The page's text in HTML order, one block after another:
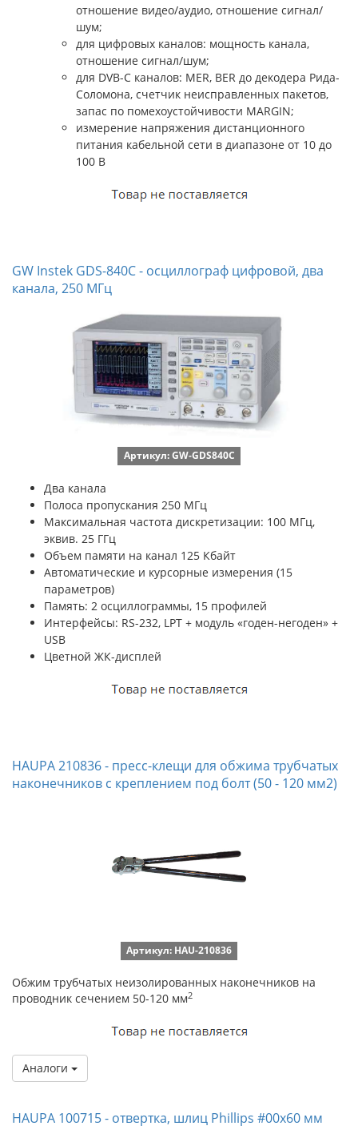
отношение видео/аудио, отношение сигнал/
шум;
для цифровых каналов: мощность канала,
отношение сигнал/шум;
для DVB-C каналов: MER, BER до декодера Рида-
Соломона, счетчик неисправленных пакетов,
запас по помехоустойчивости MARGIN;
измерение напряжения дистанционного
питания кабельной сети в диапазоне от 10 до
100 В
GW Instek GDS-840C - осциллограф цифровой, два
канала, 250 МГц
Артикул: GW-GDS840C
Два канала
Полоса пропускания 250 МГц
Максимальная частота дискретизации: 100 МГц,
эквив. 25 ГГц
Объем памяти на канал 125 Кбайт
Автоматические и курсорные измерения (15
параметров)
Память: 2 осциллограммы, 15 профилей
Интерфейсы: RS-232, LPT + модуль «годен-негоден» +
USB
Цветной ЖК-дисплей
HAUPA 210836 - пресс-клещи для обжима трубчатых
наконечников с креплением под болт (50 - 120 мм2)
Артикул: HAU-210836
Обжим трубчатых неизолированных наконечников на
проводник сечением 50-120 мм2
Аналоги
HAUPA 100715 - отвертка, шлиц Phillips #00х60 мм